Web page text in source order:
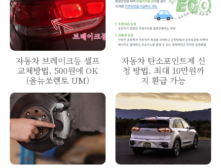
자동차 브레이크등 셀프
교체방법, 500원에 OK
(올뉴쏘렌토 UM)
자동차 탄소포인트제 신
청 방법, 최대 10만원까
지 환급 가능